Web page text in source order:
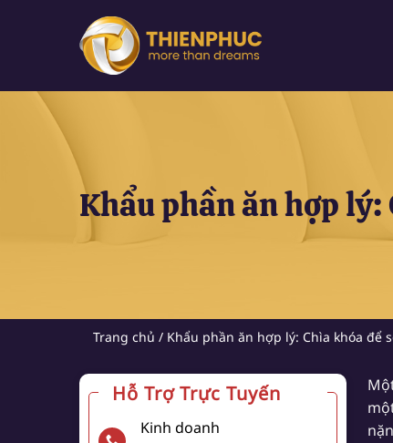
Khẩu phần ăn hợp
Trang chủ / Khẩu phần ăn hợp lý: Chìa khóa để
Hỗ Trợ Trực Tuyến
Kinh doanh